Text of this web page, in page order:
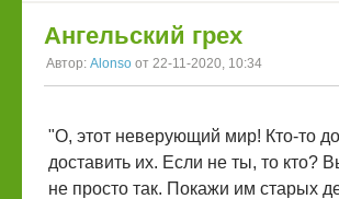
Ангельский грех
Автор: Alonso от 22-11-2020, 10:34
"О, этот неверующий мир! Кто-то
доставить их. Если не ты, то кто?
не просто так. Покажи им старых